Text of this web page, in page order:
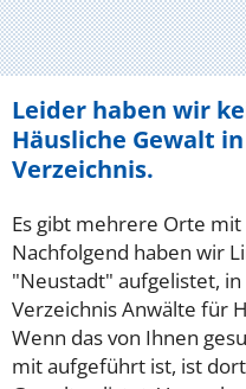
Leider haben wir
Häusliche Gewalt
Verzeichnis.
Es gibt mehrere Orte
Nachfolgend haben wir
"Neustadt" aufgelistet,
Verzeichnis Anwälte für
Wenn das von Ihnen
mit aufgeführt ist, ist